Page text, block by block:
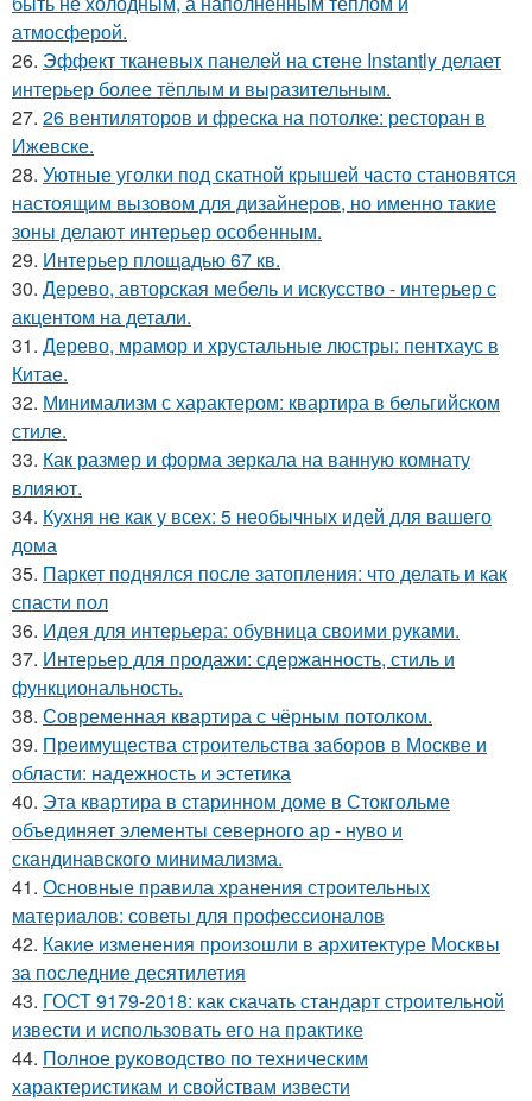
атмосферой.
26. Эффект тканевых панелей на стене Instantly делает
интерьер более тёплым и выразительным.
27. 26 вентиляторов и фреска на потолке: ресторан в
Ижевске.
28. Уютные уголки под скатной крышей часто становятся
настоящим вызовом для дизайнеров, но именно такие
зоны делают интерьер особенным.
29. Интерьер площадью 67 кв.
30. Дерево, авторская мебель и искусство - интерьер с
акцентом на детали.
31. Дерево, мрамор и хрустальные люстры: пентхаус в
Китае.
32. Минимализм с характером: квартира в бельгийском
стиле.
33. Как размер и форма зеркала на ванную комнату
влияют.
34. Кухня не как у всех: 5 необычных идей для вашего
дома
35. Паркет поднялся после затопления: что делать и как
спасти пол
36. Идея для интерьера: обувница своими руками.
37. Интерьер для продажи: сдержанность, стиль и
функциональность.
38. Современная квартира с чёрным потолком.
39. Преимущества строительства заборов в Москве и
области: надежность и эстетика
40. Эта квартира в старинном доме в Стокгольме
объединяет элементы северного ар - нуво и
скандинавского минимализма.
41. Основные правила хранения строительных
материалов: советы для профессионалов
42. Какие изменения произошли в архитектуре Москвы
за последние десятилетия
43. ГОСТ 9179-2018: как скачать стандарт строительной
извести и использовать его на практике
44. Полное руководство по техническим
характеристикам и свойствам извести